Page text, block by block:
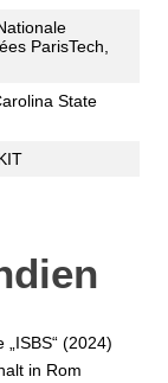
ParisTech,
State
(2024)
in Rom